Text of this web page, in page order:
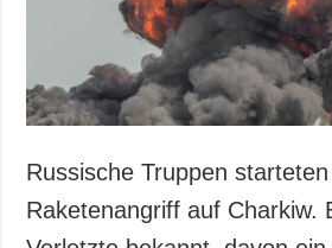
Kriminalität
Notstand und
ZUSÄTZLICH
Veröffentlichungen
Russische Truppen
Raketenangriff auf Charkiw.